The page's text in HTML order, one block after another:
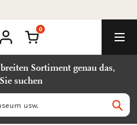
Warenkorb
0
Sortiment genau das,
suchen